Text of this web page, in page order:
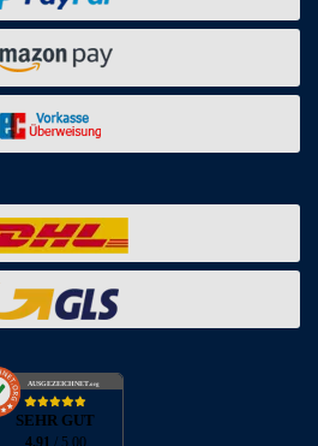
AUSGEZEICHNET.org
SEHR GUT